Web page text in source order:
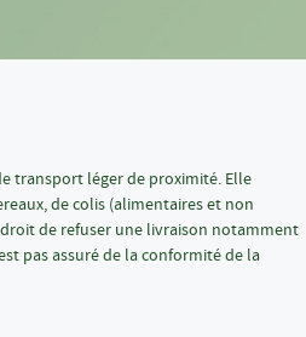
transport léger de proximité. Elle
de colis (alimentaires et non
de refuser une livraison notamment
pas assuré de la conformité de la